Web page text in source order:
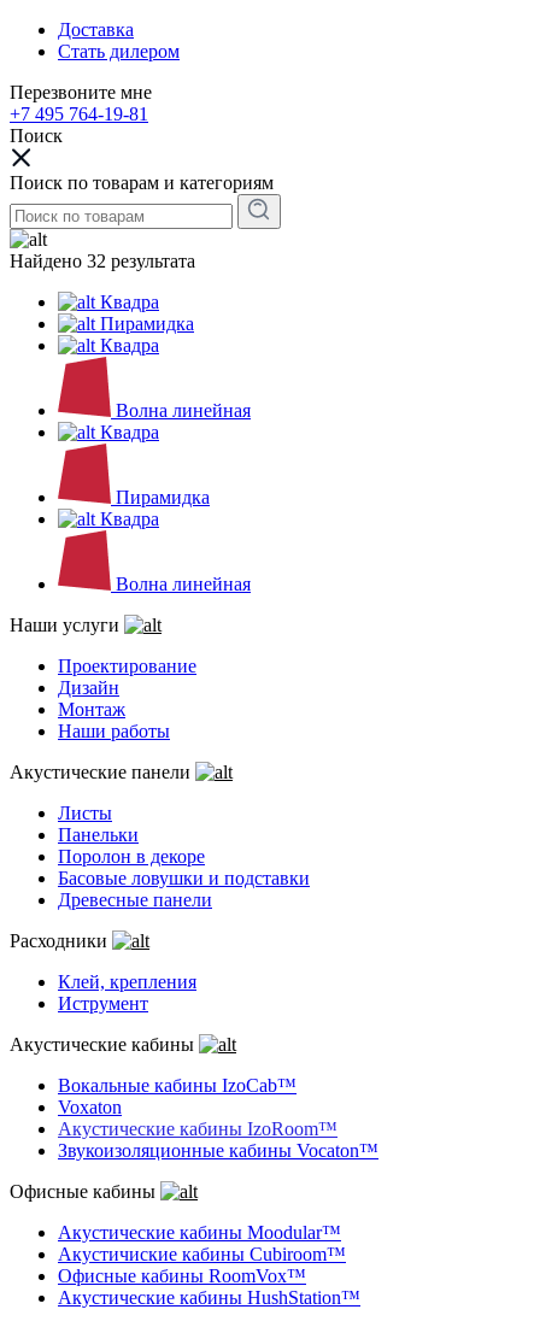
Доставка
Стать дилером
Перезвоните мне
+7 495 764-19-81
Поиск
Поиск по товарам и категориям
Найдено 32 результата
Квадра
Пирамидка
Квадра
Волна линейная
Квадра
Пирамидка
Квадра
Волна линейная
Наши услуги
Проектирование
Дизайн
Монтаж
Наши работы
Акустические панели
Листы
Панельки
Поролон в декоре
Басовые ловушки и подставки
Древесные панели
Расходники
Клей, крепления
Иструмент
Акустические кабины
Вокальные кабины IzoCab™
Voxaton
Акустические кабины IzoRoom™
Звукоизоляционные кабины Vocaton™
Офисные кабины
Акустические кабины Moodular™
Акустичиские кабины Cubiroom™
Офисные кабины RoomVox™
Акустические кабины HushStation™